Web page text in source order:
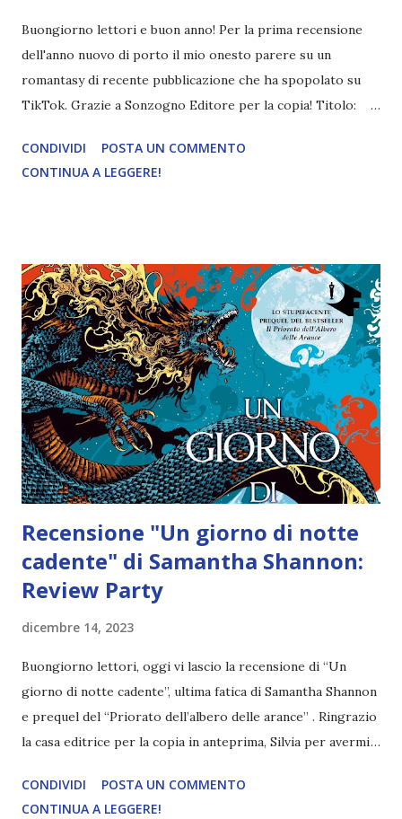
Buongiorno lettori e buon anno! Per la prima recensione
dell'anno nuovo di porto il mio onesto parere su un
romantasy di recente pubblicazione che ha spopolato su
TikTok. Grazie a Sonzogno Editore per la copia! Titolo:
Sonzogno Data di pubblicazione: 21Novembre 2023
Trama: Per salvare la vita del fratello, Arwen Valondale ha
hanno insegnato ad avere paura: re Kane Ravenwood,
crudele sovrano del regno di Onice. Sola e lontana da tutto
ciò che conosce, Arwen è rinchiusa nelle segrete della
fortezza di Shadowhold, dov’è costretta a mettere le sue
rare doti di guaritrice al servizio dell’esercito nemico. Non
sembra esserci speranza di fuggire dal castello, se non
stringendo amicizia con un prigioniero tanto affascinante
quanto sub...
CONDIVIDI
POSTA UN COMMENTO
CONTINUA A LEGGERE!
Recensione "Un giorno di notte
cadente" di Samantha Shannon:
Review Party
dicembre 14, 2023
Buongiorno lettori, oggi vi lascio la recensione di “Un
giorno di notte cadente”, ultima fatica di Samantha Shannon
e prequel del “Priorato dell’albero delle arance” . Ringrazio
la casa editrice per la copia in anteprima, Silvia per avermi
averlo organizzato! Titolo: Un giorno di notte cadente
CONDIVIDI
POSTA UN COMMENTO
CONTINUA A LEGGERE!